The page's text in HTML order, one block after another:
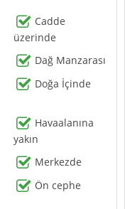
Cadde
üzerinde
Dağ Manzarası
Doğa İçinde
Havaalanına
yakın
Merkezde
Ön cephe